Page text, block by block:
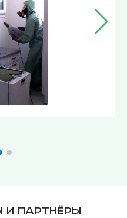
спокойно сидеть без
и партнёры